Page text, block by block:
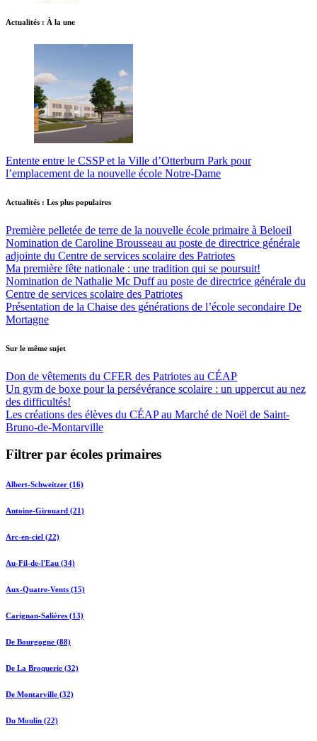
Actualités : À la une
Entente entre le CSSP et la Ville d’Otterburn Park pour
l’emplacement de la nouvelle école Notre-Dame
Actualités : Les plus populaires
Première pelletée de terre de la nouvelle école primaire à Beloeil
Nomination de Caroline Brousseau au poste de directrice générale
adjointe du Centre de services scolaire des Patriotes
Ma première fête nationale : une tradition qui se poursuit!
Nomination de Nathalie Mc Duff au poste de directrice générale du
Centre de services scolaire des Patriotes
Présentation de la Chaise des générations de l’école secondaire De
Mortagne
Sur le même sujet
Don de vêtements du CFER des Patriotes au CÉAP
Un gym de boxe pour la persévérance scolaire : un uppercut au nez
des difficultés!
Les créations des élèves du CÉAP au Marché de Noël de Saint-
Bruno-de-Montarville
Filtrer par écoles primaires
Albert-Schweitzer (16)
Antoine-Girouard (21)
Arc-en-ciel (22)
Au-Fil-de-l'Eau (34)
Aux-Quatre-Vents (15)
Carignan-Salières (13)
De Bourgogne (88)
De La Broquerie (32)
De Montarville (32)
Du Moulin (22)